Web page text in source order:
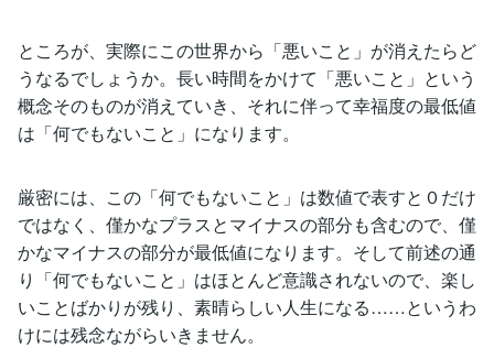
ところが、実際にこの世界から「悪いこと」が消えたらど
うなるでしょうか。長い時間をかけて「悪いこと」という
概念そのものが消えていき、それに伴って幸福度の最低値
は「何でもないこと」になります。
厳密には、この「何でもないこと」は数値で表すと０だけ
ではなく、僅かなプラスとマイナスの部分も含むので、僅
かなマイナスの部分が最低値になります。そして前述の通
り「何でもないこと」はほとんど意識されないので、楽し
いことばかりが残り、素晴らしい人生になる……というわ
けには残念ながらいきません。